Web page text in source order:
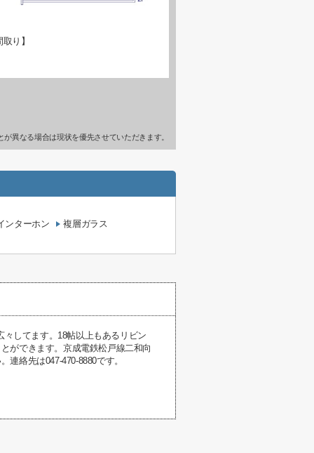
り】
異なる場合は現状を優先させていただきます。
ンターホン 複層ガラス
してます。18帖以上もあるリビン
ができます。京成電鉄松戸線二和向
絡先は047-470-8880です。